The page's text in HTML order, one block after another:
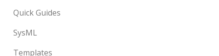
Quick Guides
SysML
Templates